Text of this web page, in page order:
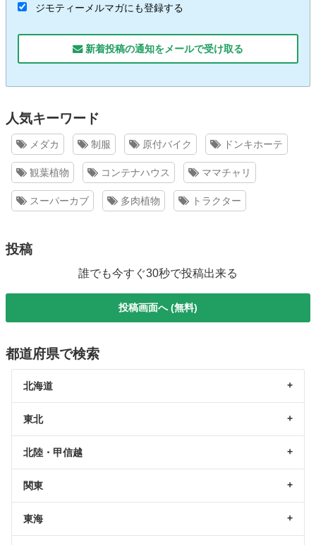
ジモティーメルマガにも登録する
新着投稿の通知をメールで受け取る
人気キーワード
メダカ 制服 原付バイク ドンキホーテ
観葉植物 コンテナハウス ママチャリ
スーパーカブ 多肉植物 トラクター
投稿
誰でも今すぐ30秒で投稿出来る
投稿画面へ (無料)
都道府県で検索
北海道
東北
北陸・甲信越
関東
東海